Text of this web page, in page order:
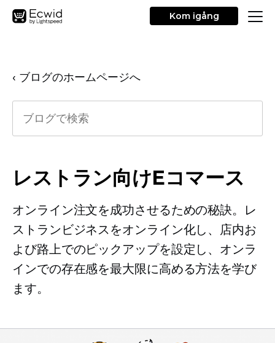
Kom igång
‹ ブログのホームページへ
レストラン向けEコマース
オンライン注文を成功させるための秘訣。レ
ストランビジネスをオンライン化し、店内お
よび路上でのピックアップを設定し、オンラ
インでの存在感を最大限に高める方法を学び
ます。